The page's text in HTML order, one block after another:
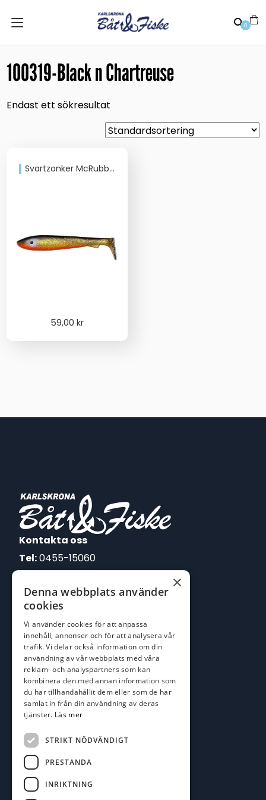
0
100319-Black n Chartreuse
Endast ett sökresultat
Svartzonker McRubber JR
59,00kr
Kontakta oss
Tel:0455-15060
E-post:
johan@batofiske.se
kim@batofiske.se
Adress
Karlskrona Båt & Fiske AB
Lallerstedts gata 4
371 54 Karlskrona
Följ oss
Facebook
×
Denna webbplats använder
cookies
Vi använder cookies för att anpassa
innehåll, annonser och för att analysera vår
trafik. Vi delar också information om din
användning av vår webbplats med våra
reklam- och analyspartners som kan
kombinera den med annan information som
du har tillhandahållit dem eller som de har
samlat in från din användning av deras
tjänster. Läs mer
STRIKT NÖDVÄNDIGT
PRESTANDA
INRIKTNING